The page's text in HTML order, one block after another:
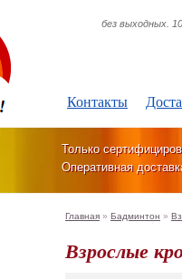
Контакты
без выходных.
Только
Оперативная
Главная » Бадминтон »
Взрослые